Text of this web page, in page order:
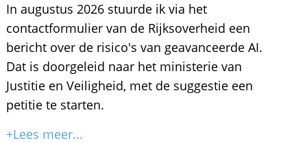
In augustus 2026 stuurde ik via het
contactformulier van de Rijksoverheid een
bericht over de risico's van geavanceerde AI.
Dat is doorgeleid naar het ministerie van
Justitie en Veiligheid, met de suggestie een
petitie te starten.
+Lees meer...